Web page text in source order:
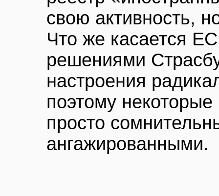
свою активность,
Что же касается
решениями
настроения
поэтому
просто
ангажированными.